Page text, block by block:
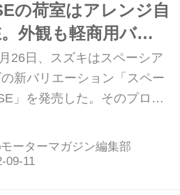
の荷室はアレンジ自
外観も軽商用バン
い強い個性がある
26日、スズキはスペーシア
新バリエーション「スペー
」を発売した。そのプロフ
真で紹介しよう。
ーターマガジン編集部